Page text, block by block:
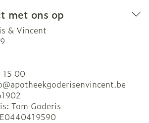
met ons op
& Vincent
15 00
apotheekgoderisenvincent.be
Tom Goderis